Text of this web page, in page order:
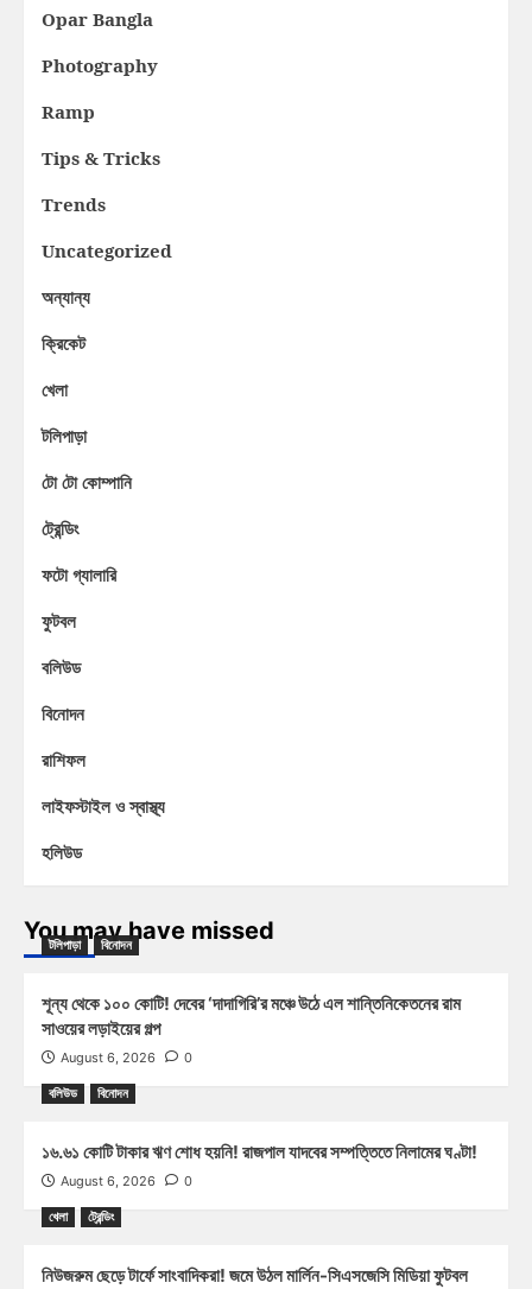
Opar Bangla
Photography
Ramp
Tips & Tricks
Trends
Uncategorized
অন্যান্য
ক্রিকেট
খেলা
টলিপাড়া
টো টো কোম্পানি
ট্রেন্ডিং
ফটো গ্যালারি
ফুটবল
বলিউড
বিনোদন
রাশিফল
লাইফস্টাইল ও স্বাস্থ্য
হলিউড
You may have missed
টলিপাড়া বিনোদন
শূন্য থেকে ১০০ কোটি! দেবের ‘দাদাগিরি’র মঞ্চে উঠে এল শান্তিনিকেতনের রাম
সাওয়ের লড়াইয়ের গল্প
August 6, 2026 0
বলিউড বিনোদন
১৬.৬১ কোটি টাকার ঋণ শোধ হয়নি! রাজপাল যাদবের সম্পত্তিতে নিলামের ঘণ্টা!
August 6, 2026 0
খেলা ট্রেন্ডিং
নিউজরুম ছেড়ে টার্ফে সাংবাদিকরা! জমে উঠল মার্লিন-সিএসজেসি মিডিয়া ফুটবল